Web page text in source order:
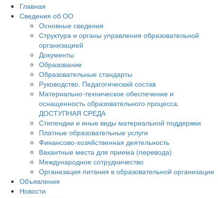
Главная
Сведения об ОО
Основные сведения
Структура и органы управления образовательной
организацией
Документы
Образование
Образовательные стандарты
Руководство. Педагогический состав
Материально-техническое обеспечение и
оснащенность образовательного процесса.
ДОСТУПНАЯ СРЕДА
Стипендии и иные виды материальной поддержки
Платные образовательные услуги
Финансово-хозяйственная деятельность
Вакантные места для приема (перевода)
Международное сотрудничество
Организация питания в образовательной организации
Объявления
Новости